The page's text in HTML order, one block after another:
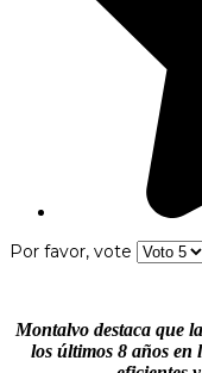
Por favor, vote
Montalvo destaca que
los últimos 8 años en